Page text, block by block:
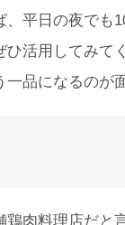
平日の夜でも
活用してみて
品になるのが
肉料理店だと